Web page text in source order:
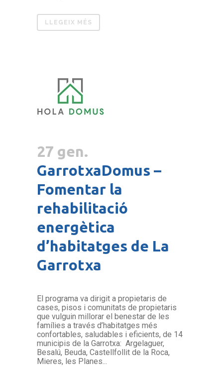
LLEGEIX MÉS
27 gen.
GarrotxaDomus –
Fomentar la
rehabilitació
energètica
d’habitatges de La
Garrotxa
El programa va dirigit a propietaris de
cases, pisos i comunitats de propietaris
que vulguin millorar el benestar de les
famílies a través d’habitatges més
confortables, saludables i eficients, de 14
municipis de la Garrotxa: Argelaguer,
Besalú, Beuda, Castellfollit de la Roca,
Mieres, les Planes...